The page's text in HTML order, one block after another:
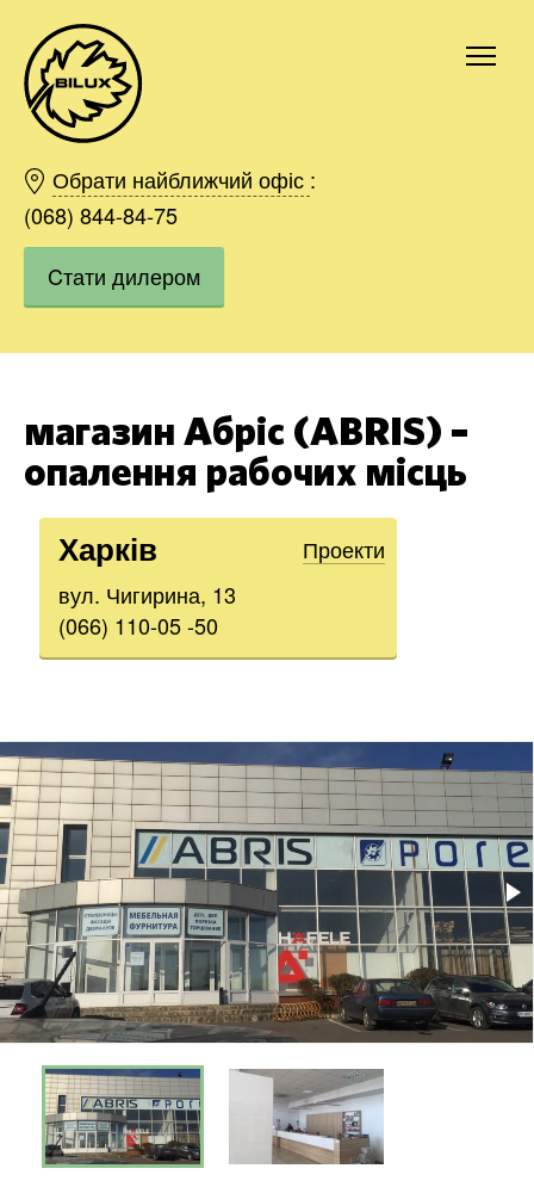
Обрати найближчий офіс :
(068) 844-84-75
Cтати дилером
магазин Абріс (ABRIS) –
опалення рабочих місць
Харків
Проекти
вул. Чигирина, 13
(066) 110-05 -50
Київ
Харків
Одесса
Дніпро
Івано-Франківськ
Вінниця
Область
Замовити